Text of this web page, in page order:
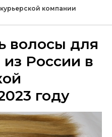
компании
волосы для
России в
году